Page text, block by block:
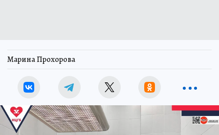
Марина Прохорова